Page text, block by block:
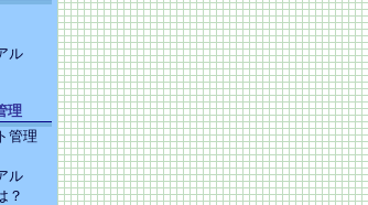
ル
理
管理
ル
？